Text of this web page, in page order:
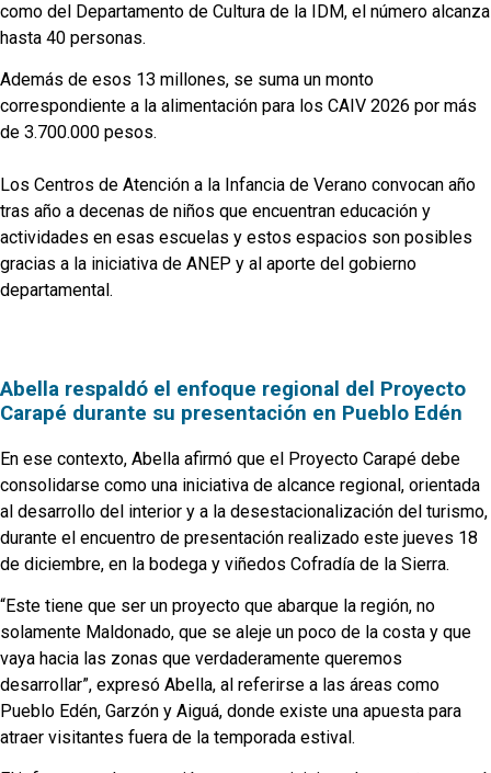
como del Departamento de Cultura de la IDM, el número alcanza
hasta 40 personas.
Además de esos 13 millones, se suma un monto
correspondiente a la alimentación para los CAIV 2026 por más
de 3.700.000 pesos.
Los Centros de Atención a la Infancia de Verano convocan año
tras año a decenas de niños que encuentran educación y
actividades en esas escuelas y estos espacios son posibles
gracias a la iniciativa de ANEP y al aporte del gobierno
departamental.
Abella respaldó el enfoque regional del Proyecto
Carapé durante su presentación en Pueblo Edén
En ese contexto, Abella afirmó que el Proyecto Carapé debe
consolidarse como una iniciativa de alcance regional, orientada
al desarrollo del interior y a la desestacionalización del turismo,
durante el encuentro de presentación realizado este jueves 18
de diciembre, en la bodega y viñedos Cofradía de la Sierra.
“Este tiene que ser un proyecto que abarque la región, no
solamente Maldonado, que se aleje un poco de la costa y que
vaya hacia las zonas que verdaderamente queremos
desarrollar”, expresó Abella, al referirse a las áreas como
Pueblo Edén, Garzón y Aiguá, donde existe una apuesta para
atraer visitantes fuera de la temporada estival.